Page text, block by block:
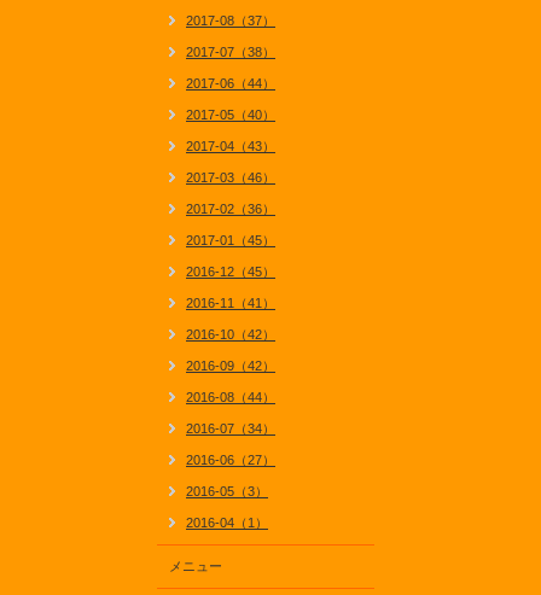
2017-08（37）
2017-07（38）
2017-06（44）
2017-05（40）
2017-04（43）
2017-03（46）
2017-02（36）
2017-01（45）
2016-12（45）
2016-11（41）
2016-10（42）
2016-09（42）
2016-08（44）
2016-07（34）
2016-06（27）
2016-05（3）
2016-04（1）
メニュー